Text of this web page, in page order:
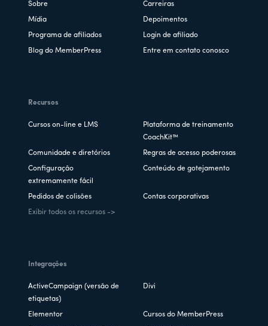
Sobre Carreiras
Mídia Depoimentos
Programa de afiliados Login de afiliado
Blog do MemberPress Entre em contato conosco
Recursos
Cursos on-line e LMS
Plataforma de treinamento
CoachKit™
Comunidade e diretórios Regras de acesso poderosas
Configuração
extremamente fácil
Conteúdo de gotejamento
Pedidos de colisões Contas corporativas
Exibir todos os recursos ->
Integrações
ActiveCampaign (versão de
etiquetas)
Divi
Elementor Cursos do MemberPress